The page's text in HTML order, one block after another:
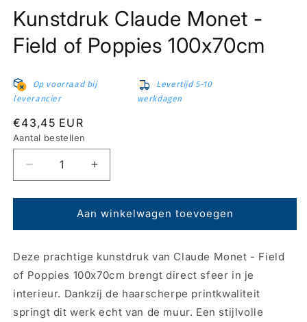
openen
in
modaal
Kunstdruk Claude Monet -
Field of Poppies 100x70cm
Op voorraad bij
leverancier
Levertijd 5-10
werkdagen
Normale
prijs
€43,45 EUR
Aantal bestellen
Aantal
verlagen
voor
Kunstdruk
Claude
-
Field
Poppies
100x70cm
Aantal
verhogen
voor
Kunstdruk
Claude
Field
Poppies
100x70cm
Aan winkelwagen toevoegen
Deze prachtige kunstdruk van Claude Monet - Field
of Poppies 100x70cm brengt direct sfeer in je
interieur. Dankzij de haarscherpe printkwaliteit
springt dit werk echt van de muur. Een stijlvolle